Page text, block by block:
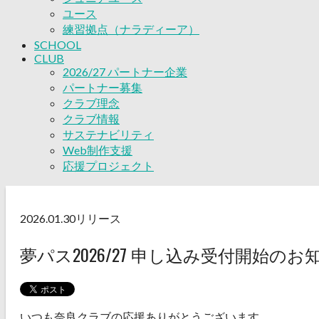
ユース
練習拠点（ナラディーア）
SCHOOL
CLUB
2026/27 パートナー企業
パートナー募集
クラブ理念
クラブ情報
サステナビリティ
Web制作支援
応援プロジェクト
2026.01.30リリース
夢パス2026/27 申し込み受付開始のお
いつも奈良クラブの応援ありがとうございます。